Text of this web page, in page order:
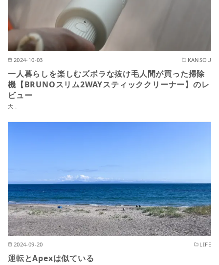
2024-10-03 KANSOU
一人暮らしを楽しむズボラな抜け毛人間が買った掃除
機【BRUNOスリム2WAYスティッククリーナー】のレ
ビュー
大…
2024-09-20 LIFE
運転とApexは似ている